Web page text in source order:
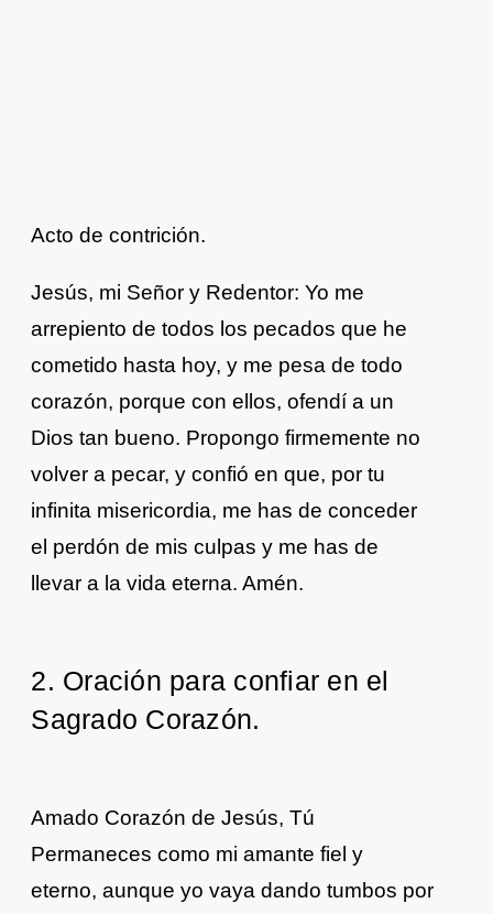
Acto de contrición.
Jesús, mi Señor y Redentor: Yo me
arrepiento de todos los pecados que he
cometido hasta hoy, y me pesa de todo
corazón, porque con ellos, ofendí a un
Dios tan bueno. Propongo firmemente no
volver a pecar, y confió en que, por tu
infinita misericordia, me has de conceder
el perdón de mis culpas y me has de
llevar a la vida eterna. Amén.
2. Oración para confiar en el
Sagrado Corazón.
Amado Corazón de Jesús, Tú
Permaneces como mi amante fiel y
eterno, aunque yo vaya dando tumbos por